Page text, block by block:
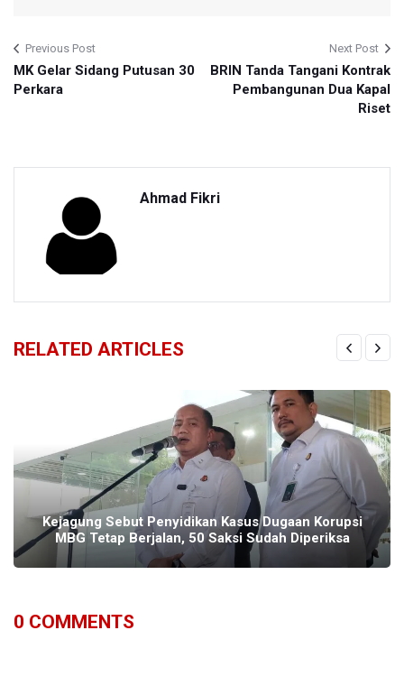
Previous Post
MK Gelar Sidang Putusan 30
Perkara
Next Post
BRIN Tanda Tangani Kontrak
Pembangunan Dua Kapal
Riset
Ahmad Fikri
RELATED ARTICLES
Kejagung Sebut Penyidikan Kasus Dugaan Korupsi
MBG Tetap Berjalan, 50 Saksi Sudah Diperiksa
0 COMMENTS